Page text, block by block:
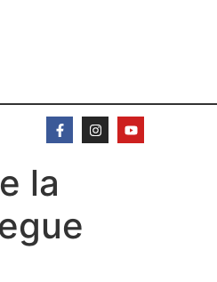
la